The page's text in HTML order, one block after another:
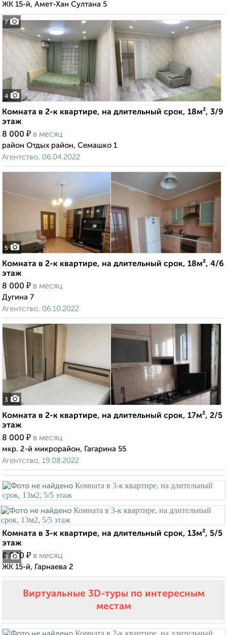
7
ЖК 15-й, Амет-Хан Султана 5
4
Комната в 2-к квартире, на длительный срок, 18м², 3/9
этаж
8 000 ₽ в месяц
район Отдых район, Семашко 1
Агентство, 06.04.2022
5
Комната в 2-к квартире, на длительный срок, 18м², 4/6
этаж
8 000 ₽ в месяц
Дугина 7
Агентство, 06.10.2022
3
Комната в 2-к квартире, на длительный срок, 17м², 2/5
этаж
8 000 ₽ в месяц
мкр. 2-й микрорайон, Гагарина 55
Агентство, 19.08.2022
3
Комната в 3-к квартире, на длительный срок, 13м², 5/5
этаж
8 000 ₽ в месяц
ЖК 15-й, Гарнаева 2
Виртуальные 3D-туры по интересным
местам